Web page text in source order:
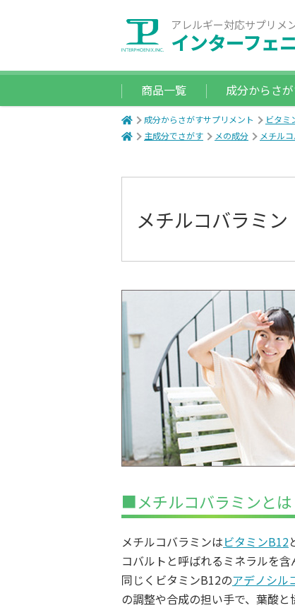
アレルギー対応サプリメ
インターフェ
商品一覧 成分からさ
成分からさがすサプリメント
ビタミ
主成分でさがす
メの成分 メチル
メチルコバラミ
■メチルコバラミンとは
メチルコバラミンはビタミンB12
コバルトと呼ばれるミネラルを
同じくビタミンB12のアデノシル
の調整や合成の担い手で、葉酸と